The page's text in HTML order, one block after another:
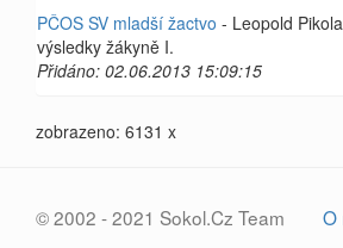
PČOS SV mladší žactvo - Leopold Pikola
výsledky žákyně I.
Přidáno: 02.06.2013 15:09:15
zobrazeno: 6131 x
© 2002 - 2021 Sokol.Cz Team
O